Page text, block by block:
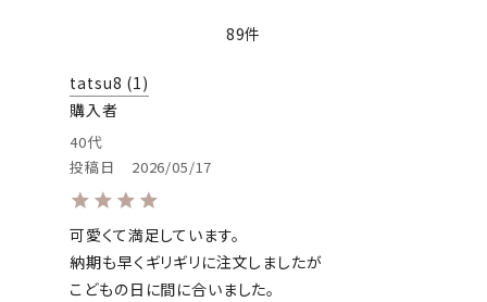
89
tatsu8 1
購入者
40代
投稿日
2026/05/17
可愛くて満足しています。
納期も早くギリギリに注文しましたが
こどもの日に間に合いました。